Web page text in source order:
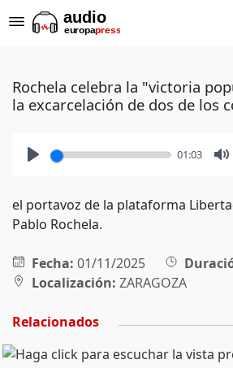
Rochela celebra la "victoria
la excarcelación de dos de los
01:03
el portavoz de la plataforma
Pablo Rochela.
Fecha: 01/11/2025
Localización: ZARAGOZA
Relacionados